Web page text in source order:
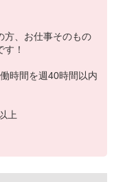
方、お仕事そのもの
！
時間を週40時間以内
上